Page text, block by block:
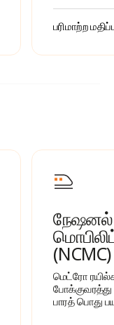
பரிமாற்ற
(NCMC)
மெட்ரோ
பாரத் பொது